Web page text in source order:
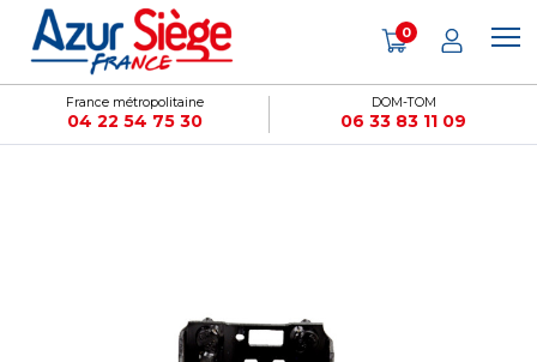
France métropolitaine
04 22 54 75 30
DOM-TOM
06 33 83 11 09
0
Panneau de gestion des cookies